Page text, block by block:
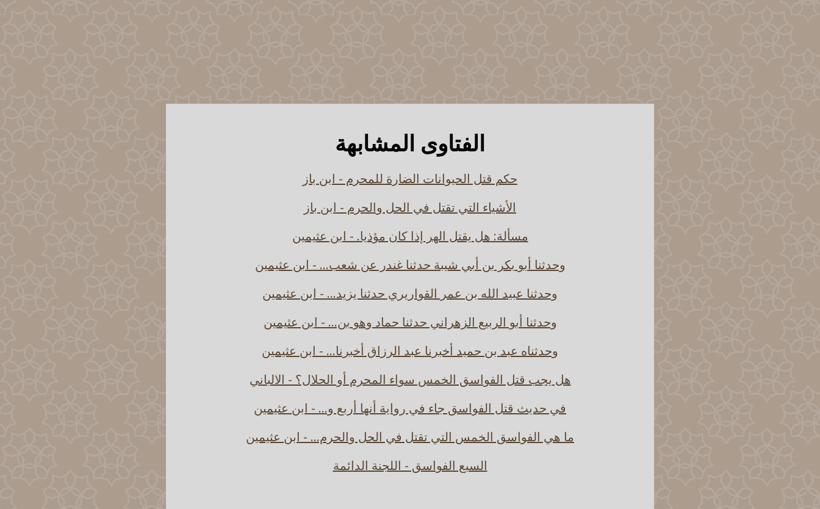
الفتاوى المشابهة
حكم قتل الحيوانات الضارة للمحرم - ابن باز
الأشياء التي تقتل في الحل والحرم - ابن باز
مسألة: هل يقتل الهر إذا كان مؤذيا. - ابن عثيمين
وحدثنا أبو بكر بن أبي شيبة حدثنا غندر عن شعب... - ابن عثيمين
وحدثنا عبيد الله بن عمر القواريري حدثنا يزيد... - ابن عثيمين
وحدثنا أبو الربيع الزهراني حدثنا حماد وهو بن... - ابن عثيمين
وحدثناه عبد بن حميد أخبرنا عبد الرزاق أخبرنا... - ابن عثيمين
هل يجب قتل الفواسق الخمس سواء المحرم أو الحلال؟ - الالباني
في حديث قتل الفواسق جاء في رواية أنها أربع و... - ابن عثيمين
ما هي الفواسق الخمس التي تقتل في الحل والحرم... - ابن عثيمين
السبع الفواسق - اللجنة الدائمة